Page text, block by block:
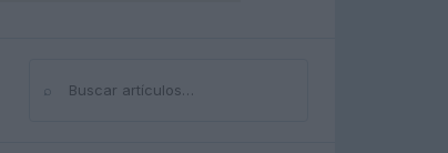
⌕Buscar